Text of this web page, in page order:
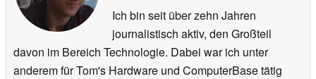
Ich bin seit über zehn Jahren
journalistisch aktiv, den Großteil
davon im Bereich Technologie. Dabei war ich unter
anderem für Tom's Hardware und ComputerBase tätig